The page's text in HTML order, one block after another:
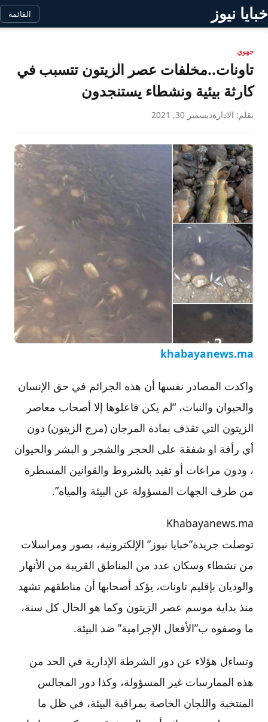
خبايا نيوز القائمة
جهوي
تاونات..مخلفات عصر الزيتون تتسبب في
كارثة بيئية ونشطاء يستنجدون ‎‎
بقلم: الادارةديسمبر 30, 2021
khabayanews.ma
واكدت المصادر نفسها أن هذه الجرائم في حق الإنسان
والحيوان والنبات، “لم يكن فاعلوها إلا أصحاب معاصر
الزيتون التي تقذف بمادة المرجان (مرج الزيتون) دون
أي رأفة او شفقة على الحجر والشجر و البشر والحيوان
، ودون مراعات أو تقيد بالشروط والقوانين المسطرة
من طرف الجهات المسؤولة عن البيئة والمياه”.
Khabayanews.ma
توصلت جريدة”خبايا نيوز” الإلكترونية، بصور ومراسلات
من نشطاء وسكان عدد من المناطق القريبة من الأنهار
والوديان بإقليم تاونات، يؤكد أصحابها أن مناطقهم تشهد
منذ بداية موسم عصر الزيتون وكما هو الحال كل سنة،
ما وصفوه ب”الأفعال الإجرامية” ضد البيئة.
وتساءل هؤلاء عن دور الشرطة الإدارية في الحد من
هذه الممارسات غير المسؤولة، وكذا دور المجالس
المنتخبة واللجان الخاصة بمراقبة البيئة، في ظل ما